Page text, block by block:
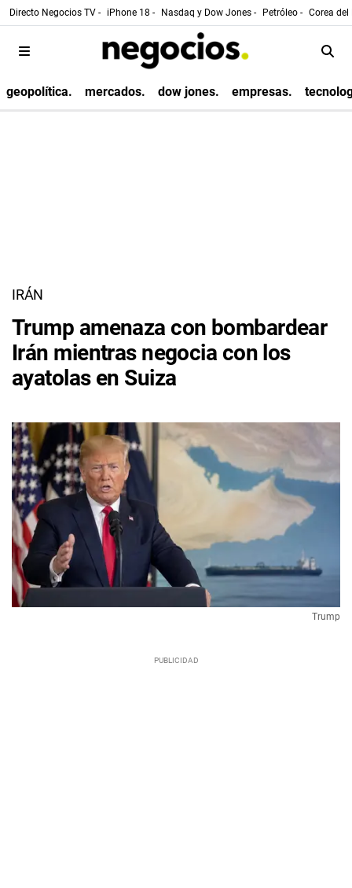
Directo Negocios TV - iPhone 18 - Nasdaq y Dow Jones - Petróleo - Corea
geopolítica. mercados. dow jones. empresas.
IRÁN
Trump amenaza con bombardear
Irán mientras negocia con los
ayatolas en Suiza
Trump